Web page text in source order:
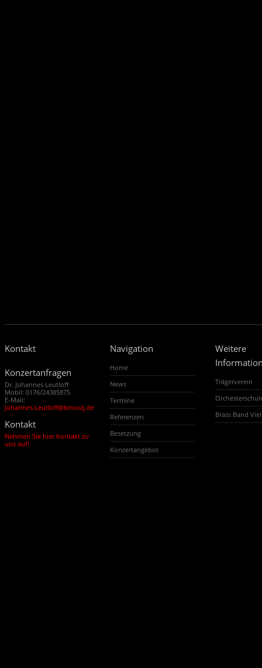
Kontakt
Konzertanfragen
Dr. Johannes Leutloff
Mobil: 0176/24385875
E-Mail:
Johannes.Leutloff@bmvczj.de
Kontakt
Nehmen Sie hier Kontakt zu
uns auf!
Navigation
Home
News
Termine
Referenzen
Besetzung
Konzertangebot
Weitere
Trägerverein
Brass Band